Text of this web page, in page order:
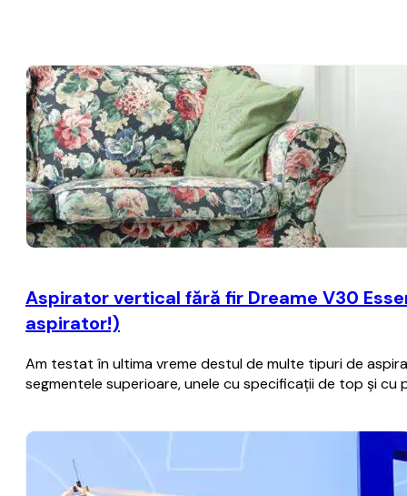
Aspirator vertical fără fir Dreame V30
aspirator!)
Am testat în ultima vreme destul de multe tipuri de
segmentele superioare, unele cu specificații de top și